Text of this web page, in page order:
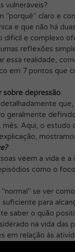
vulneráveis?
"porquê" claro e
e que não há
difícil e complexo
reflexões
essa realidade,
em 7 pontos que
sobre depressão:
geralmente
Aqui, o estudo
veem a vida e
como o
se ver
para
saber o quão
na vida das
em relação às
a autoestima de